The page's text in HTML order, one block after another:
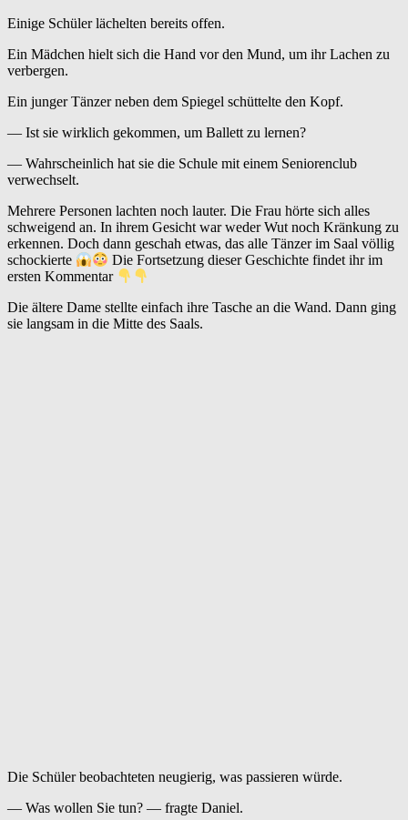
Einige Schüler lächelten bereits offen.
Ein Mädchen hielt sich die Hand vor den Mund, um ihr Lachen zu
verbergen.
Ein junger Tänzer neben dem Spiegel schüttelte den Kopf.
— Ist sie wirklich gekommen, um Ballett zu lernen?
— Wahrscheinlich hat sie die Schule mit einem Seniorenclub
verwechselt.
Mehrere Personen lachten noch lauter. Die Frau hörte sich alles
schweigend an. In ihrem Gesicht war weder Wut noch Kränkung zu
erkennen. Doch dann geschah etwas, das alle Tänzer im Saal völlig
schockierte
Die Fortsetzung dieser Geschichte findet ihr im
ersten Kommentar
Die ältere Dame stellte einfach ihre Tasche an die Wand. Dann ging
sie langsam in die Mitte des Saals.
Die Schüler beobachteten neugierig, was passieren würde.
— Was wollen Sie tun? — fragte Daniel.